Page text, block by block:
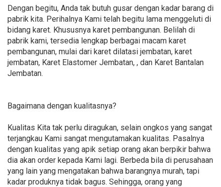
Dengan begitu, Anda tak butuh gusar dengan kadar barang di
pabrik kita. Perihalnya Kami telah begitu lama menggeluti di
bidang karet. Khususnya karet pembangunan. Belilah di
pabrik kami, tersedia lengkap berbagai macam karet
pembangunan, mulai dari karet dilatasi jembatan, karet
jembatan, Karet Elastomer Jembatan, , dan Karet Bantalan
Jembatan.
Bagaimana dengan kualitasnya?
Kualitas Kita tak perlu diragukan, selain ongkos yang sangat
terjangkau Kami sangat mengutamakan kualitas. Pasalnya
dengan kualitas yang apik setiap orang akan berpikir bahwa
dia akan order kepada Kami lagi. Berbeda bila di perusahaan
yang lain yang mengatakan bahwa barangnya murah, tapi
kadar produknya tidak bagus. Sehingga, orang yang